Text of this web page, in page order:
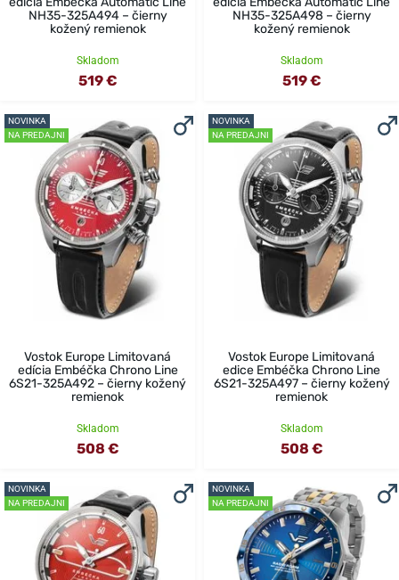
NH35-325A494 – čierny
kožený remienok
Skladom
519 €
NH35-325A498 – čierny
kožený remienok
Skladom
519 €
NOVINKA
NA PREDAJNI
Vostok Europe Limitovaná
edícia Embéčka Chrono Line
6S21-325A492 – čierny kožený
remienok
Skladom
508 €
NOVINKA
NA PREDAJNI
Vostok Europe Limitovaná
edice Embéčka Chrono Line
6S21-325A497 – čierny kožený
remienok
Skladom
508 €
NOVINKA
NA PREDAJNI
NOVINKA
NA PREDAJNI